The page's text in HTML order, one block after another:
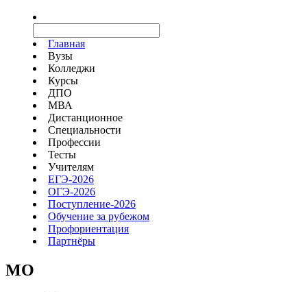
Главная
Вузы
Колледжи
Курсы
ДПО
МВА
Дистанционное
Специальности
Профессии
Тесты
Учителям
ЕГЭ-2026
ОГЭ-2026
Поступление-2026
Обучение за рубежом
Профориентация
Партнёры
MO